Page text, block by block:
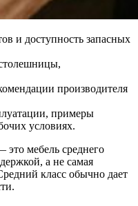
и доступность запасных
производителя
примеры
условиях.
мебель среднего
а не самая
класс обычно дает